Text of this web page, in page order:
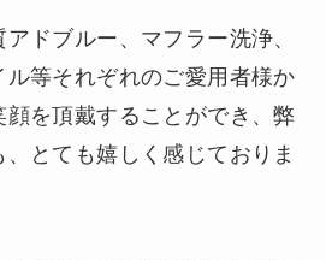
ドブルー、マフラー洗浄、
等それぞれのご愛用者様か
顔を頂戴することができ、弊
とても嬉しく感じておりま